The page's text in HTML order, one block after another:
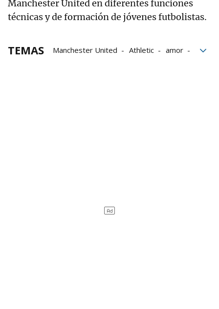
Manchester United en diferentes funciones
técnicas y de formación de jóvenes futbolistas.
TEMAS Manchester United Athletic
amor